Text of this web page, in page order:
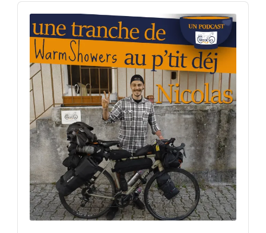
Audio
Player